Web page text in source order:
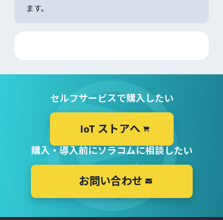
ます。
セルフサービスで購入したい
IoT ストアへ
購入・導入前にソラコムに相談したい
お問い合わせ